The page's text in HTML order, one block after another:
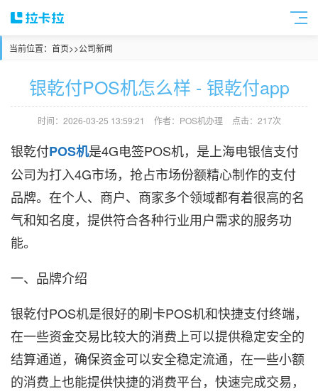
当前位置： 首页>>公司新闻
银乾付POS机怎么样 - 银乾付app
时间：2026-03-25 13:59:21 作者：POS机办理 点击：217次
银乾付POS机是4G电签POS机，是上海电银信支付
公司为打入4G市场，抢占市场份额精心制作的支付
品牌。在个人、商户、商家多个领域都有着很高的名
气和知名度，提供符合各种行业用户需求的服务功
能。
一、品牌介绍
银乾付POS机是很好的刷卡POS机和快捷支付终端，
在一些资金交易比较大的消费上可以提供稳定安全的
结算通道，确保资金可以安全稳定流通，在一些小额
的消费上也能提供快捷的消费平台，快速完成交易，